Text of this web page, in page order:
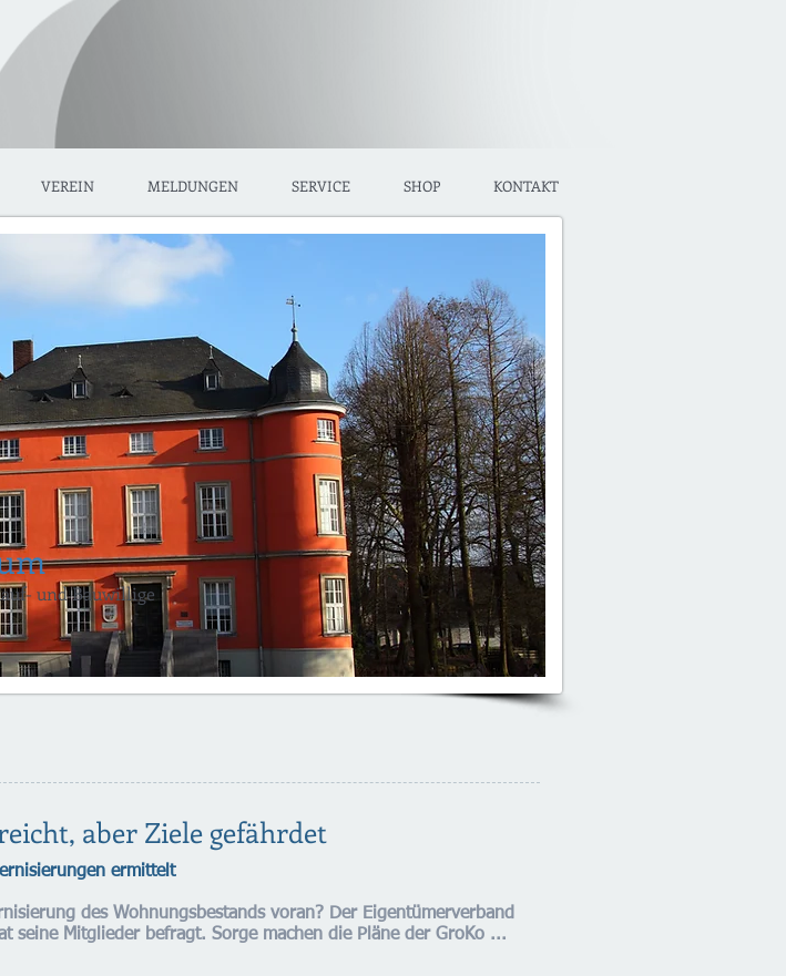
VEREIN MELDUNGEN SERVICE SHOP KONTAKT
aber Ziele gefährdet
ermittelt
des Wohnungsbestands voran? Der Eigentümerverband
seine Mitglieder befragt. Sorge machen die Pläne der GroKo ...
und Bauwillige